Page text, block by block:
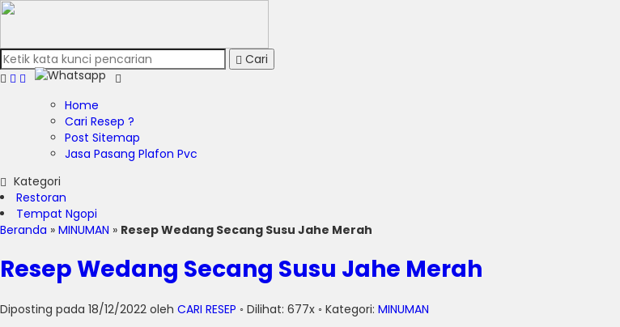
Cari
Home
Cari Resep ?
Post Sitemap
Jasa Pasang Plafon Pvc
Kategori
Restoran
Tempat Ngopi
Beranda » MINUMAN » Resep Wedang Secang Susu Jahe Merah
Resep Wedang Secang Susu Jahe Merah
Diposting pada 18/12/2022 oleh CARI RESEP ◦ Dilihat: 677x ◦ Kategori: MINUMAN